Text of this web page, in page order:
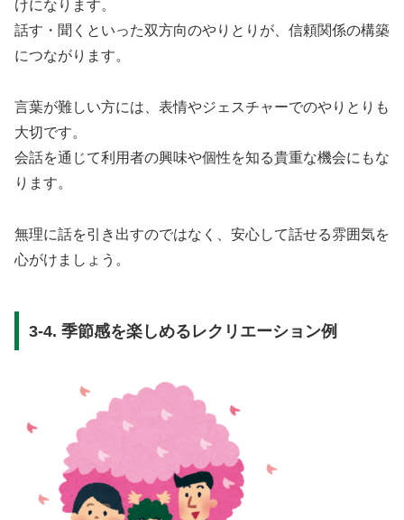
けになります。
話す・聞くといった双方向のやりとりが、信頼関係の構築
につながります。
言葉が難しい方には、表情やジェスチャーでのやりとりも
大切です。
会話を通じて利用者の興味や個性を知る貴重な機会にもな
ります。
無理に話を引き出すのではなく、安心して話せる雰囲気を
心がけましょう。
3-4. 季節感を楽しめるレクリエーション例